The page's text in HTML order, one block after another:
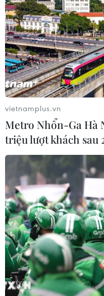
Đưa điện ra Lý
vào trạm điện tiếp
26/08/2014 11:36
Ngày 26/8, Liên danh
thực hiện đưa cáp ngầm
đấu nối với trạm điện
vietnamplus.vn
Metro Nhổn-Ga Hà
triệu lượt khách sau